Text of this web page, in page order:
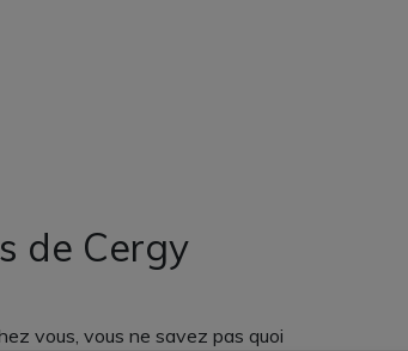
de Cergy
vous, vous ne savez pas quoi